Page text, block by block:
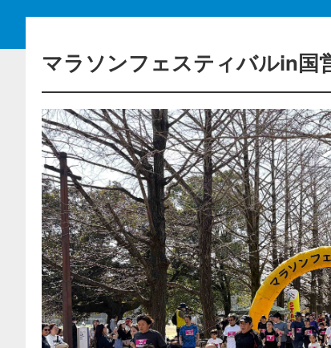
マラソンフェスティバルin国